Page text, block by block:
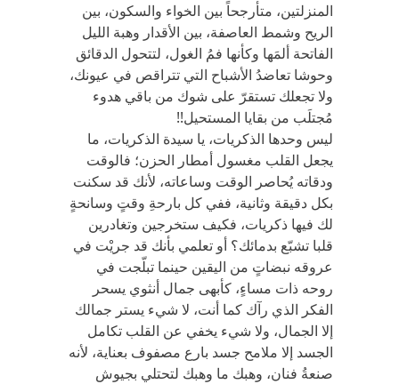
المنزلتين، متأرجحاً بين الخواء والسكون، بين
الريح وشمط العاصفة، بين الأقدار وهبة الليل
الفاتحة ألمَها وكأنها فمُ الغول، لتتحول الدقائق
وحوشا تعاضدُ الأشباح التي تتراقص في عيونك،
ولا تجعلك تستقرّ على شوك من باقي هدوء
مُجتلَب من بقايا المستحيل!!
ليس وحدها الذكريات، يا سيدة الذكريات، ما
يجعل القلب مغسول أمطار الحزن؛ فالوقت
ودقاته يُحاصر الوقت وساعاته، لأنك قد سكنت
بكل دقيقة وثانية، ففي كل بارحةِ وقتٍ وسانحةٍ
لك فيها ذكريات، فكيف ستخرجين وتغادرين
قلبا تشبّع بدمائك؟ أو تعلمي بأنك قد جريْت في
عروقه نبضاتٍ من اليقين حينما تبلّجت في
روحه ذات مساءٍ، كأبهى جمال أنثوي يسحر
الفكر الذي رآك كما أنت، لا شيء يستر جمالك
إلا الجمال، ولا شيء يخفي عن القلب تكامل
الجسد إلا ملامح جسد بارع مصفوف بعناية، لأنه
صنعةُ فنان، وهبك ما وهبك لتحتلي بجيوش